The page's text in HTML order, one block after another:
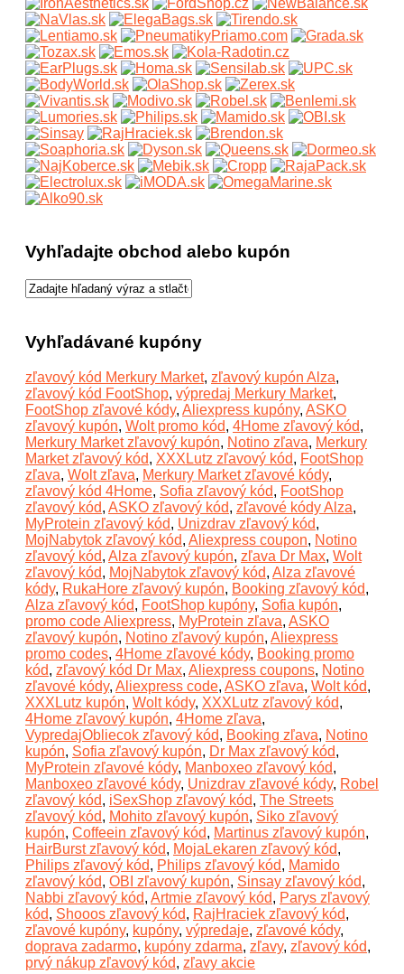
Vyhľadajte obchod alebo kupón
Vyhľadávané kupóny
zľavový kód Merkury Market, zľavový kupón Alza,
zľavový kód FootShop, výpredaj Merkury Market,
FootShop zľavové kódy, Aliexpress kupóny, ASKO
zľavový kupón, Wolt promo kód, 4Home zľavový kód,
Merkury Market zľavový kupón, Notino zľava, Merkury
Market zľavový kód, XXXLutz zľavový kód, FootShop
zľava, Wolt zľava, Merkury Market zľavové kódy,
zľavový kód 4Home, Sofia zľavový kód, FootShop
zľavový kód, ASKO zľavový kód, zľavové kódy Alza,
MyProtein zľavový kód, Unizdrav zľavový kód,
MojNabytok zľavový kód, Aliexpress coupon, Notino
zľavový kód, Alza zľavový kupón, zľava Dr Max, Wolt
zľavový kód, MojNabytok zľavový kód, Alza zľavové
kódy, RukaHore zľavový kupón, Booking zľavový kód,
Alza zľavový kód, FootShop kupóny, Sofia kupón,
promo code Aliexpress, MyProtein zľava, ASKO
zľavový kupón, Notino zľavový kupón, Aliexpress
promo codes, 4Home zľavové kódy, Booking promo
kód, zľavový kód Dr Max, Aliexpress coupons, Notino
zľavové kódy, Aliexpress code, ASKO zľava, Wolt kód,
XXXLutz kupón, Wolt kódy, XXXLutz zľavový kód,
4Home zľavový kupón, 4Home zľava,
VypredajObliecok zľavový kód, Booking zľava, Notino
kupón, Sofia zľavový kupón, Dr Max zľavový kód,
MyProtein zľavové kódy, Manboxeo zľavový kód,
Manboxeo zľavové kódy, Unizdrav zľavové kódy, Robel
zľavový kód, iSexShop zľavový kód, The Streets
zľavový kód, Mohito zľavový kupón, Siko zľavový
kupón, Coffeein zľavový kód, Martinus zľavový kupón,
HairBurst zľavový kód, MojaLekaren zľavový kód,
Philips zľavový kód, Philips zľavový kód, Mamido
zľavový kód, OBI zľavový kupón, Sinsay zľavový kód,
Nabbi zľavový kód, Artmie zľavový kód, Parys zľavový
kód, Shooos zľavový kód, RajHraciek zľavový kód,
zľavové kupóny, kupóny, výpredaje, zľavové kódy,
doprava zadarmo, kupóny zdarma, zľavy, zľavový kód,
prvý nákup zľavový kód, zľavy akcie